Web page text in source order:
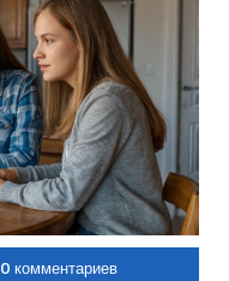
0 комментариев